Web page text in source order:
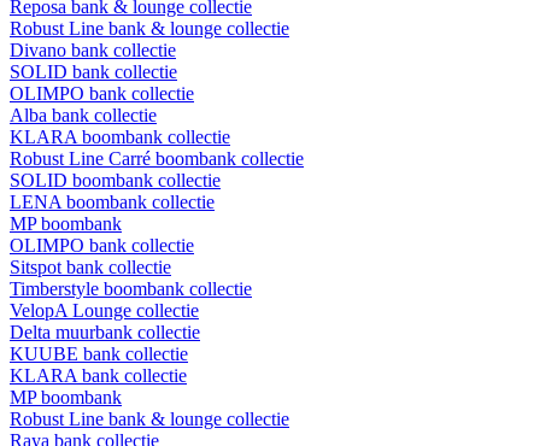
Reposa bank & lounge collectie
Robust Line bank & lounge collectie
Divano bank collectie
SOLID bank collectie
OLIMPO bank collectie
Alba bank collectie
KLARA boombank collectie
Robust Line Carré boombank collectie
SOLID boombank collectie
LENA boombank collectie
MP boombank
OLIMPO bank collectie
Sitspot bank collectie
Timberstyle boombank collectie
VelopA Lounge collectie
Delta muurbank collectie
KUUBE bank collectie
KLARA bank collectie
MP boombank
Robust Line bank & lounge collectie
Raya bank collectie